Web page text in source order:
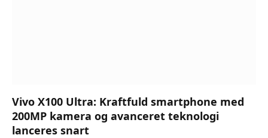
Vivo X100 Ultra: Kraftfuld smartphone med
200MP kamera og avanceret teknologi
lanceres snart